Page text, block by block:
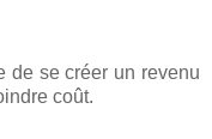
de se créer un revenu
coût.